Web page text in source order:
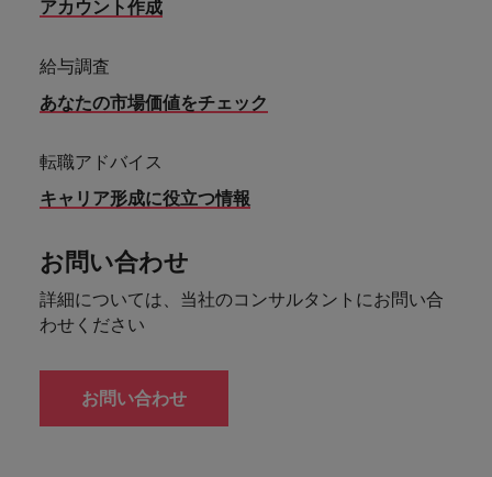
アカウント作成
給与調査
あなたの市場価値をチェック
転職アドバイス
キャリア形成に役立つ情報
お問い合わせ
詳細については、当社のコンサルタントにお問い合
わせください
お問い合わせ